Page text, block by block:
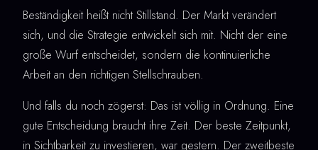
Beständigkeit heißt nicht Stillstand. Der Markt verändert
sich, und die Strategie entwickelt sich mit. Nicht der eine
große Wurf entscheidet, sondern die kontinuierliche
Arbeit an den richtigen Stellschrauben.
Und falls du noch zögerst: Das ist völlig in Ordnung. Eine
gute Entscheidung braucht ihre Zeit. Der beste Zeitpunkt,
in Sichtbarkeit zu investieren, war gestern. Der zweitbeste